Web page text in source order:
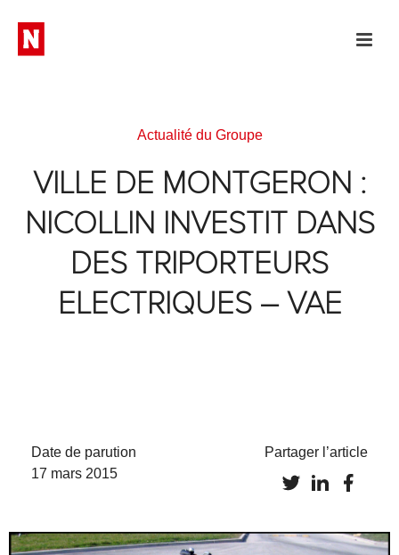
Actualité du Groupe
VILLE DE MONTGERON :
NICOLLIN INVESTIT DANS
DES TRIPORTEURS
ELECTRIQUES – VAE
Date de parution
17 mars 2015
Partager l’article